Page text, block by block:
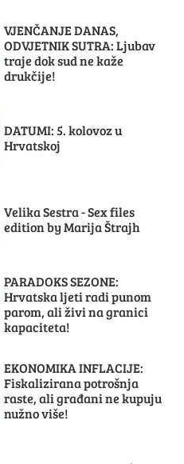
VJENČANJE DANAS,
ODVJETNIK SUTRA: Ljubav
traje dok sud ne kaže
drukčije!
DATUMI: 5. kolovoz u
Hrvatskoj
Velika Sestra - Sex files
edition by Marija Štrajh
PARADOKS SEZONE:
Hrvatska ljeti radi punom
parom, ali živi na granici
kapaciteta!
EKONOMIKA INFLACIJE:
Fiskalizirana potrošnja
raste, ali građani ne kupuju
nužno više!